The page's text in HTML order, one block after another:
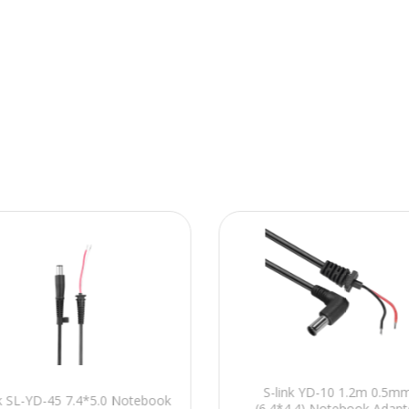
SL-YD-45 7.4*5.0 Notebook
S-link YD-10 1.2m